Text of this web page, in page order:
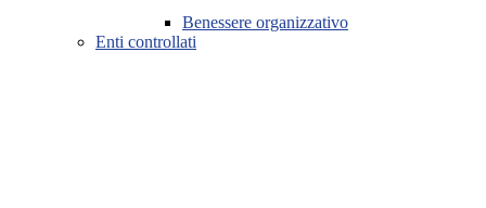
Benessere organizzativo
Enti controllati